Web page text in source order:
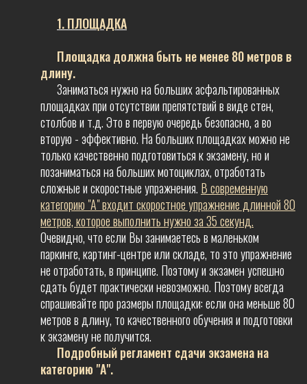
1. ПЛОЩАДКА
Площадка должна быть не менее 80 метров в
длину.
Заниматься нужно на больших асфальтированных
площадках при отсутствии препятствий в виде стен,
столбов и т.д. Это в первую очередь безопасно, а во
вторую - эффективно. На больших площадках можно не
только качественно подготовиться к экзамену, но и
позаниматься на больших мотоциклах, отработать
сложные и скоростные упражнения. В современную
категорию "А" входит скоростное упражнение длинной 80
метров, которое выполнить нужно за 35 секунд.
Очевидно, что если Вы занимаетесь в маленьком
паркинге, картинг-центре или складе, то это упражнение
не отработать, в принципе. Поэтому и экзамен успешно
сдать будет практически невозможно. Поэтому всегда
спрашивайте про размеры площадки: если она меньше 80
метров в длину, то качественного обучения и подготовки
к экзамену не получится.
Подробный регламент сдачи экзамена на
категорию "А".